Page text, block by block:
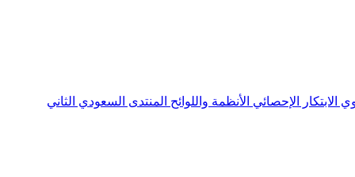
الابتكار الإحصائي الأنظمة واللوائح المنتدى السعودي الثاني